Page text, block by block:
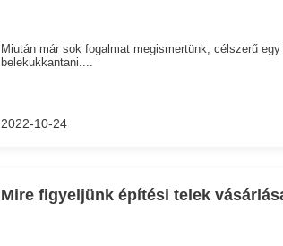
Miután már sok fogalmat megismertünk, célszerű
belekukkantani....
2022-10-24
Mire figyeljünk építési telek